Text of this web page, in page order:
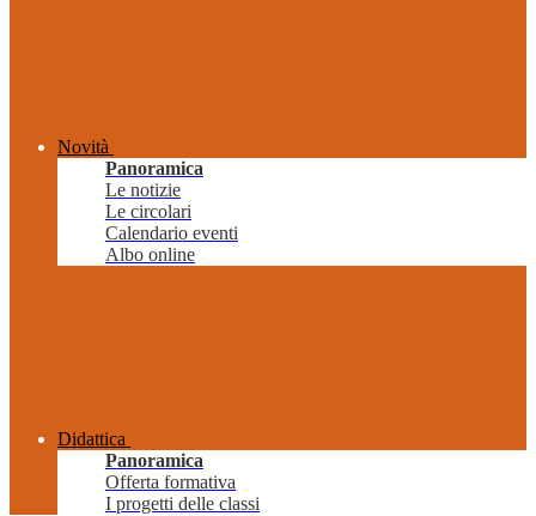
Novità
Panoramica
Le notizie
Le circolari
Calendario eventi
Albo online
Didattica
Panoramica
Offerta formativa
I progetti delle classi